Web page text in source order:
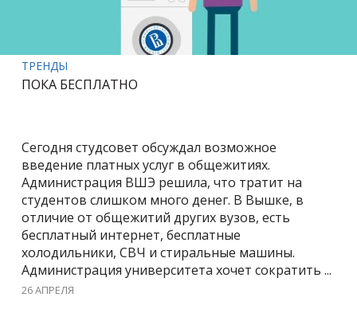
ТРЕНДЫ
ПОКА БЕСПЛАТНО
Сегодня студсовет обсуждал возможное
введение платных услуг в общежитиях.
Администрация ВШЭ решила, что тратит на
студентов слишком много денег. В Вышке, в
отличие от общежитий других вузов, есть
бесплатный интернет, бесплатные
холодильники, СВЧ и стиральные машины.
Администрация университета хочет сократить ...
26 АПРЕЛЯ